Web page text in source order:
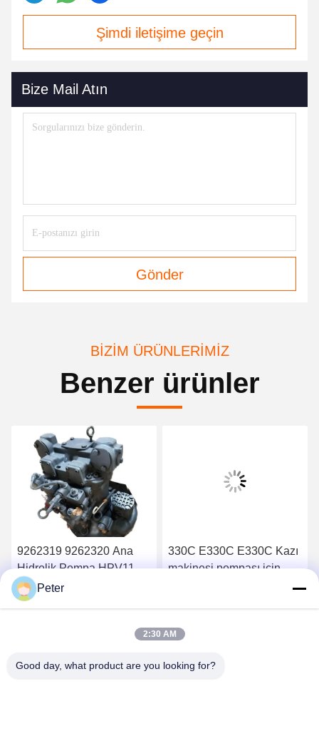
Şimdi iletişime geçin
Bize Mail Atın
Gönder
BIZIM ÜRÜNLERIMIZ
Benzer ürünler
9262319 9262320 Ana
Hidrolik Pompa HPV118
ZX200-3 ZX230 ZX250
ZX270 HPV118HW-23B
330C E330C E330C Kazı
makinesi pompası için
Peter
2:30 AM
Good day, what product are you looking for?